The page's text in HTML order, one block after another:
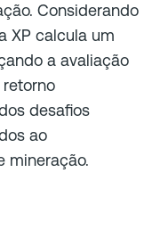
Considerando
XP calcula um
a avaliação
desafios
ao
mineração.